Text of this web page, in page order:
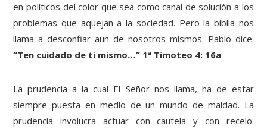
en políticos del color que sea como canal de solución a los
problemas que aquejan a la sociedad. Pero la biblia nos
llama a desconfiar aun de nosotros mismos. Pablo dice:
“Ten cuidado de ti mismo…” 1ª Timoteo 4: 16a
La prudencia a la cual El Señor nos llama, ha de estar
siempre puesta en medio de un mundo de maldad. La
prudencia involucra actuar con cautela y con recelo.